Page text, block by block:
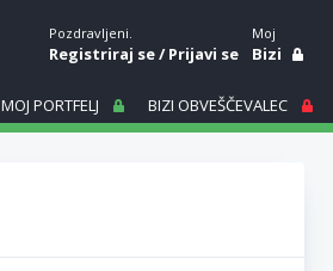
Pozdravljeni.
Registriraj se/Prijavi se
Moj
Bizi
MOJ PORTFELJ BIZI OBVEŠČEVALEC